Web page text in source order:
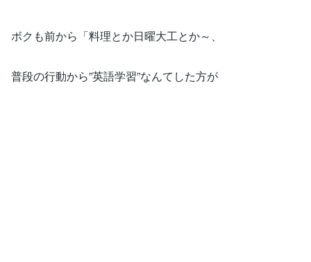
ボクも前から「料理とか日曜大工とか～、
普段の行動から”英語学習”なんてした方が